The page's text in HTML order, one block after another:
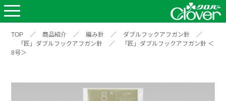
TOP ／ 商品紹介 ／ 編み針 ／ ダブルフックアフガン針
／
「匠」ダブルフックアフガン針
／
「匠」ダブルフックアフガン針 ＜
8号＞